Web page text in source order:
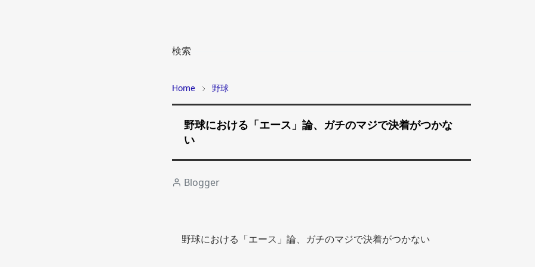
検索
Home 野球
野球における「エース」論、ガチのマジで決着がつかな
い
Blogger
野球における「エース」論、ガチのマジで決着がつかない